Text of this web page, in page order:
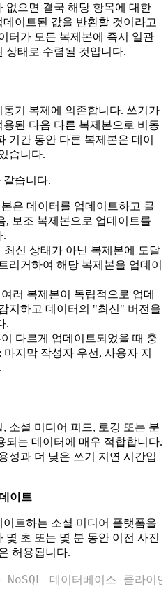
없으면 결국 해당 항목에 대한
이트된 값을 반환할 것이라고
터가 모든 복제본에 즉시 일관
상태로 수렴될 것입니다.
기 복제에 의존합니다. 쓰기가
된 다음 다른 복제본으로 비동
기간 동안 다른 복제본은 데이
습니다.
같습니다.
은 데이터를 업데이트하고 클
, 보조 복제본으로 업데이트를
.
최신 상태가 아닌 복제본에 도달
리거하여 해당 복제본을 업데이
여러 복제본이 독립적으로 업데
지하고 데이터의 "최신" 버전을
.
다르게 업데이트되었을 때 충
지막 작성자 우선, 사용자 지
소셜 미디어 피드, 로깅 또는 분
되는 데이터에 매우 적합합니다.
성과 더 낮은 쓰기 지연 시간입
이트
트하는 소셜 미디어 플랫폼을
초 또는 몇 분 동안 이전 사진
허용됩니다.
NoSQL 데이터베이스 클라